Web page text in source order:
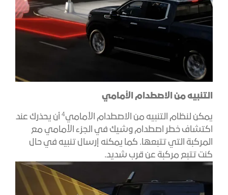
التنبيه من الاصطدام الأمامي
يمكن لنظام التنبيه من الاصطدام الأمامي4أن يحذرك عند
اكتشاف خطر اصطدام وشيك في الجزء الأمامي مع
المركبة التي تتبعها. كما يمكنه إرسال تنبيه في حال
كنت تتبع مركبة عن قرب شديد.